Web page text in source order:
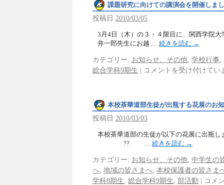
課題研究に向けての講演会を開催しま
投稿日 2010/03/05
3月4日（木）の３・４限目に、関西学院
井一郎先生にお越 … 続きを読む →
カテゴリー: お知らせ、その他 学校行事
総合学科9期生 | コメントを受け付けてい
本校茶華道部生徒が出瓶する花展のお
投稿日 2010/03/03
本校茶華道部の生徒が以下の花展に出瓶し
?? … 続きを読む →
カテゴリー: お知らせ、その他 中学生の
へ 地域の皆さまへ 本校保護者の皆さま
学科8期生 総合学科9期生 部活動 | コメ